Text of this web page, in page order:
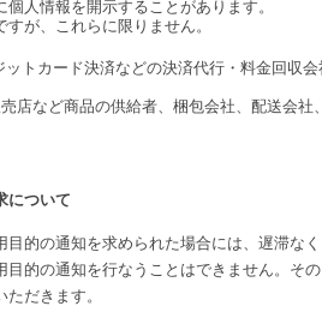
人情報を開示することがあります。
が、これらに限りません。
トカード決済などの決済代行・料金回収
店など商品の供給者、梱包会社、配送会社
について
的の通知を求められた場合には、遅滞な
的の通知を行なうことはできません。そ
だきます。